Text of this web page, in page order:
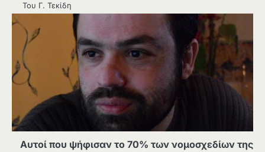
Του Γ. Τεκίδη
Αυτοί που ψήφισαν το 70% των νομοσχεδίων της